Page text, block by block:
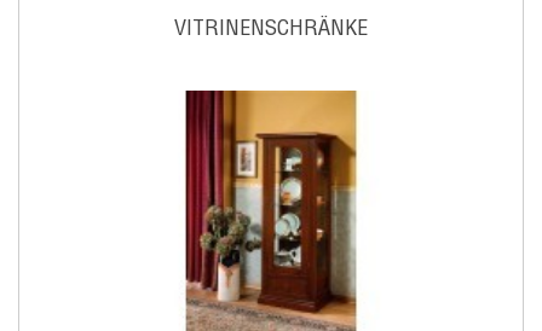
VITRINENSCHRÄNKE